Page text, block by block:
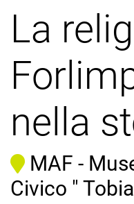
La
nella
MAF -
Civico "